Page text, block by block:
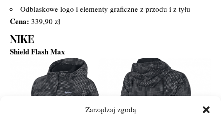
Zarządzaj zgodą
Odblaskowe logo i elementy graficzne z przodu i z tyłu
Cena: 339,90 zł
NIKE
Shield Flash Max